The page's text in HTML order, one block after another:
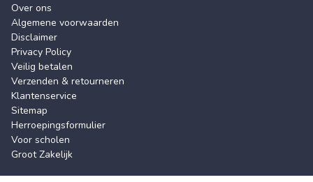
Over ons
Algemene voorwaarden
Disclaimer
Privacy Policy
Veilig betalen
Verzenden & retourneren
Klantenservice
Sitemap
Herroepingsformulier
Voor scholen
Groot Zakelijk